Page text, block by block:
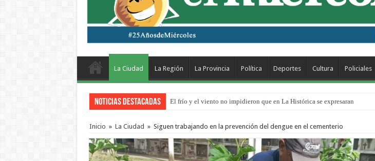
La Ciudad La Región La Provincia Política Deportes Cultura Policiales
Noticias Destacadas El frío y el viento no impidieron que en La Histórica se expresaran
Inicio » La Ciudad » Siguen trabajando en la prevención del dengue en el cementerio